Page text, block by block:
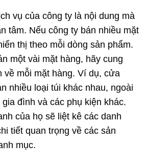
vụ của công ty là nội dung mà
tâm. Nếu công ty bán nhiều mặt
thị theo mỗi dòng sản phẩm.
một vài mặt hàng, hãy cung
về mỗi mặt hàng. Ví dụ, cửa
nhiều loại túi khác nhau, ngoài
đình và các phụ kiện khác.
của họ sẽ liệt kê các danh
tiết quan trọng về các sản
mục.